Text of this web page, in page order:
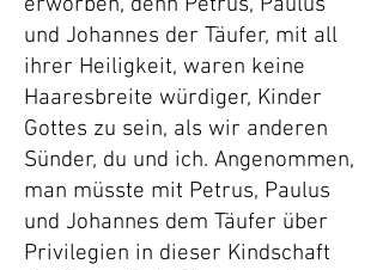
und Johannes der Täufer, mit all
ihrer Heiligkeit, waren keine
Haaresbreite würdiger, Kinder
Gottes zu sein, als wir anderen
Sünder, du und ich. Angenommen,
man müsste mit Petrus, Paulus
und Johannes dem Täufer über
Privilegien in dieser Kindschaft